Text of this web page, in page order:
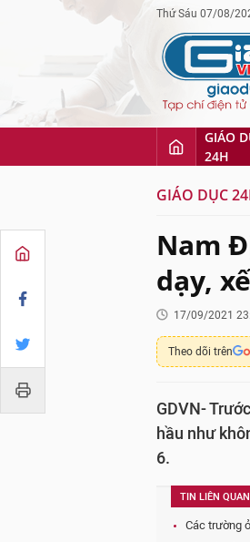
Thứ Sáu 07/08/
GIÁO
24H
GIÁO DỤC
Nam
dạy,
17/09/2021
Theo dõi trên
GDVN-
hầu như
6.
TIN LIÊN QUAN
Các trường